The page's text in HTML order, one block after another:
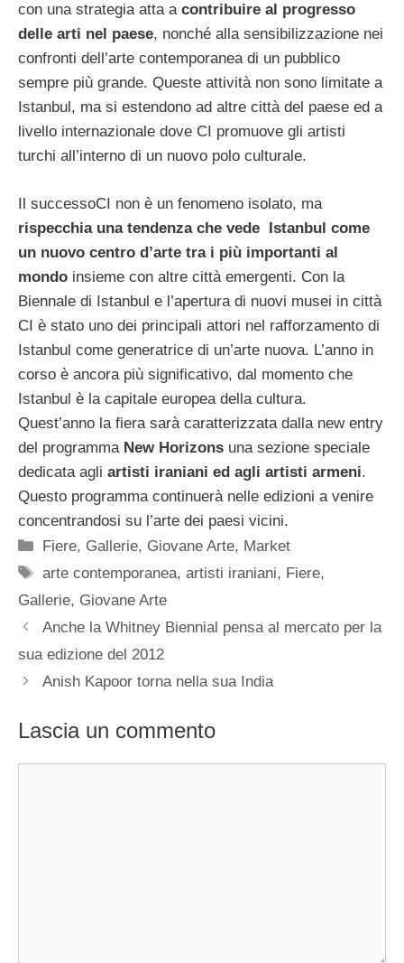
con una strategia atta a contribuire al progresso
delle arti nel paese, nonché alla sensibilizzazione nei
confronti dell’arte contemporanea di un pubblico
sempre più grande. Queste attività non sono limitate a
Istanbul, ma si estendono ad altre città del paese ed a
livello internazionale dove CI promuove gli artisti
turchi all’interno di un nuovo polo culturale.
Il successoCI non è un fenomeno isolato, ma
rispecchia una tendenza che vede Istanbul come
un nuovo centro d’arte tra i più importanti al
mondo insieme con altre città emergenti. Con la
Biennale di Istanbul e l’apertura di nuovi musei in città
CI è stato uno dei principali attori nel rafforzamento di
Istanbul come generatrice di un’arte nuova. L’anno in
corso è ancora più significativo, dal momento che
Istanbul è la capitale europea della cultura.
Quest’anno la fiera sarà caratterizzata dalla new entry
del programma New Horizons una sezione speciale
dedicata agli artisti iraniani ed agli artisti armeni.
Questo programma continuerà nelle edizioni a venire
concentrandosi su l’arte dei paesi vicini.
Categorie
Fiere, Gallerie, Giovane Arte, Market
Tag
arte contemporanea,artisti iraniani, Fiere,
Gallerie, Giovane Arte
Anche la Whitney Biennial pensa al mercato per la
sua edizione del 2012
Anish Kapoor torna nella sua India
Lascia un commento